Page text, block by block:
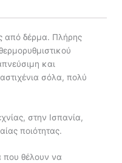
από δέρμα. Πλήρης
και
σόλα, πολύ
στην Ισπανία,
ποιότητας.
που θέλουν να